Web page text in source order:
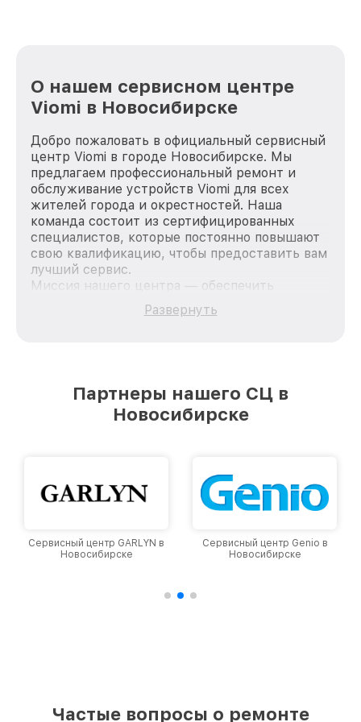
О нашем сервисном центре
Viomi в Новосибирске
Добро пожаловать в официальный сервисный
центр Viomi в городе Новосибирске. Мы
предлагаем профессиональный ремонт и
обслуживание устройств Viomi для всех
жителей города и окрестностей. Наша
команда состоит из сертифицированных
специалистов, которые постоянно повышают
свою квалификацию, чтобы предоставить вам
лучший сервис.
Миссия нашего центра — обеспечить
качественный и доступный ремонт для
каждого пользователя продукции Viomi, вне
лучшим сервисным центром Viomi в городе
Новосибирске, постоянно повышая уровень
Развернуть
Партнеры нашего СЦ в
Новосибирске
Сервисный центр GARLYN в
Новосибирске
Сервисный центр Genio в
Новосибирске
Частые вопросы о ремонте